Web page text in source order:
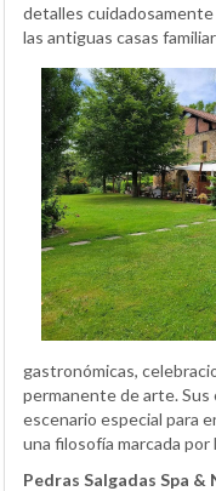
detalles
las antiguas casas
gastronómicas,
permanente de arte.
escenario especial para
una filosofía marcada por
Pedras Salgadas Spa